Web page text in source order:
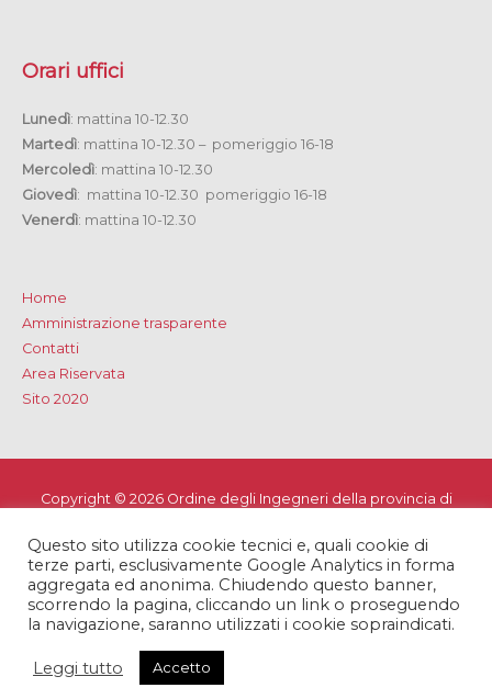
Orari uffici
Lunedì: mattina 10-12.30
Martedì: mattina 10-12.30 – pomeriggio 16-18
Mercoledì: mattina 10-12.30
Giovedì: mattina 10-12.30 pomeriggio 16-18
Venerdì: mattina 10-12.30
Home
Amministrazione trasparente
Contatti
Area Riservata
Sito 2020
Copyright © 2026 Ordine degli Ingegneri della provincia di
Privacy e Cookie Policy-Note Legali -Dichiarazione di
accessibilità
Questo sito utilizza cookie tecnici e, quali cookie di
terze parti, esclusivamente Google Analytics in forma
aggregata ed anonima. Chiudendo questo banner,
scorrendo la pagina, cliccando un link o proseguendo
la navigazione, saranno utilizzati i cookie sopraindicati.
Leggi tutto Accetto